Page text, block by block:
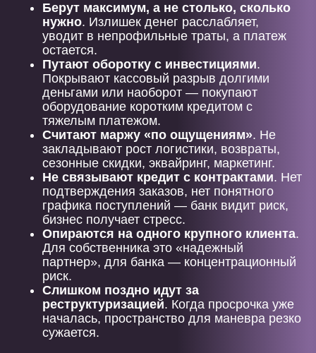
Берут максимум, а не столько, сколько
нужно. Излишек денег расслабляет,
уводит в непрофильные траты, а платеж
остается.
Путают оборотку с инвестициями.
Покрывают кассовый разрыв долгими
деньгами или наоборот — покупают
оборудование коротким кредитом с
тяжелым платежом.
Считают маржу «по ощущениям». Не
закладывают рост логистики, возвраты,
сезонные скидки, эквайринг, маркетинг.
Не связывают кредит с контрактами. Нет
подтверждения заказов, нет понятного
графика поступлений — банк видит риск,
бизнес получает стресс.
Опираются на одного крупного клиента.
Для собственника это «надежный
партнер», для банка — концентрационный
риск.
Слишком поздно идут за
реструктуризацией. Когда просрочка уже
началась, пространство для маневра резко
сужается.